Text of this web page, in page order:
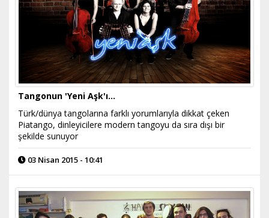
Tangonun 'Yeni Aşk'ı…
Türk/dünya tangolarına farklı yorumlarıyla dikkat çeken
Piatango, dinleyicilere modern tangoyu da sıra dışı bir
şekilde sunuyor
03 Nisan 2015 - 10:41